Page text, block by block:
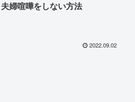
夫婦喧嘩をしない方法
2022.09.02